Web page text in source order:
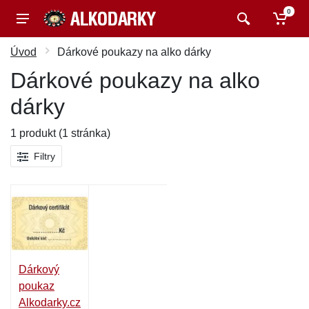
0
Úvod Dárkové poukazy na alko dárky
Dárkové poukazy na alko
dárky
1 produkt (1 stránka)
Filtry
Dárkový
poukaz
Alkodarky.cz